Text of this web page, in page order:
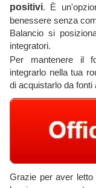
positivi. È
benessere senza
Balancio si
integratori.
Per mantenere il
integrarlo nella tua
di acquistarlo da fonti
Grazie per aver letto